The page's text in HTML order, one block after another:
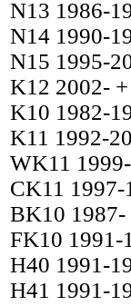
N13 1986-
N14 1990-
N15 1995-
K12 2002- +
K10 1982-
K11 1992-
WK11
CK11 1997-
BK10 1987-
FK10 1991-
H40 1991-
H41 1991-